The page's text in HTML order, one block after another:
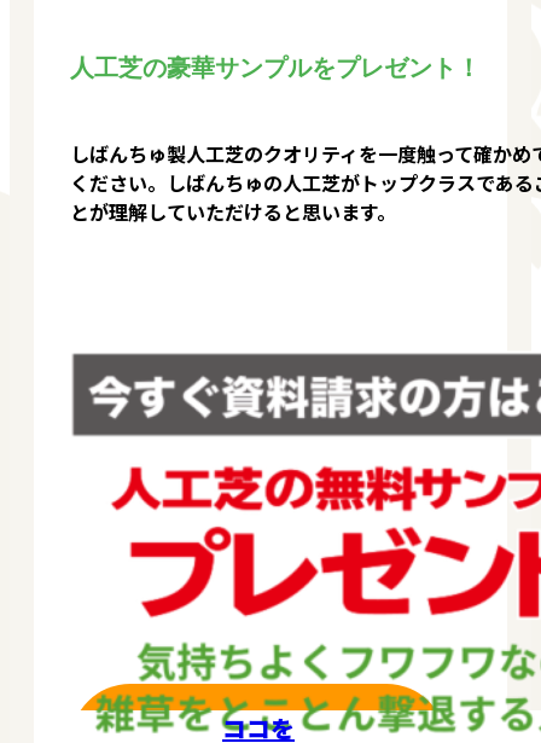
人工芝の豪華サンプルをプレゼント！
しばんちゅ製人工芝のクオリティを一度触って確かめ
ください。しばんちゅの人工芝がトップクラスである
とが理解していただけると思います。
ココを